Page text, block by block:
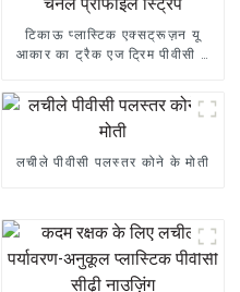
टिकाऊ प्लास्टिक एक्सट्रूज़न यू
आकार का ट्रैक एज ट्रिम पीवीसी यू
लचीले पीवीसी पलस्तर कोने के मोती